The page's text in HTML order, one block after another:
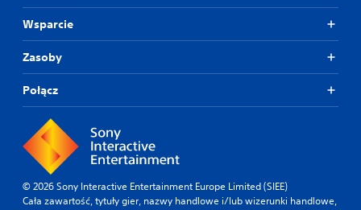
Wsparcie
Zasoby
Połącz
© 2026 Sony Interactive Entertainment Europe Limited (SIEE)
Cała zawartość, tytuły gier, nazwy handlowe i/lub wizerunki handlowe,